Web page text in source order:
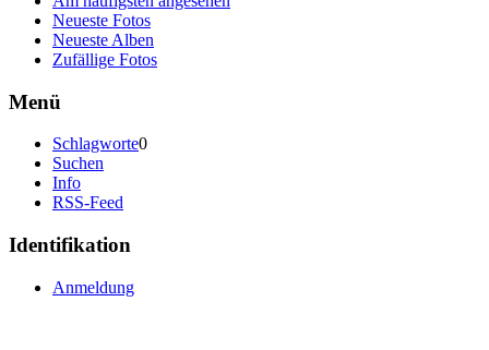
Neueste Fotos
Neueste Alben
Zufällige Fotos
Menü
Schlagworte0
Suchen
Info
RSS-Feed
Identifikation
Anmeldung